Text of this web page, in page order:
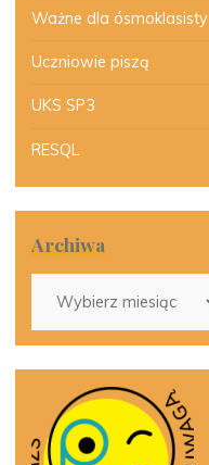
Ważne dla ósmoklasisty
Uczniowie piszą
UKS SP3
RESQL
Archiwa